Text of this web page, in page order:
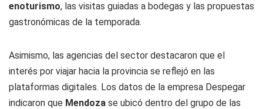
enoturismo, las visitas guiadas a bodegas y las propuestas
gastronómicas de la temporada.
Asimismo, las agencias del sector destacaron que el
interés por viajar hacia la provincia se reflejó en las
plataformas digitales. Los datos de la empresa Despegar
indicaron que Mendoza se ubicó dentro del grupo de las